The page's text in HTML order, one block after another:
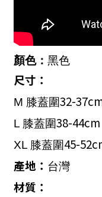
顏色： 黑色
尺寸：
M 膝蓋圍32-
L 膝蓋圍38-44cm
XL 膝蓋圍45-
產地： 台灣
材質：